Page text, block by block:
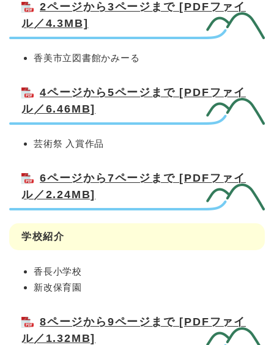
2ページから3ページまで [PDFファイ
ル／4.3MB]
香美市立図書館かみーる
4ページから5ページまで [PDFファイ
ル／6.46MB]
芸術祭 入賞作品
6ページから7ページまで [PDFファイ
ル／2.24MB]
学校紹介
香長小学校
新改保育園
8ページから9ページまで [PDFファイ
ル／1.32MB]